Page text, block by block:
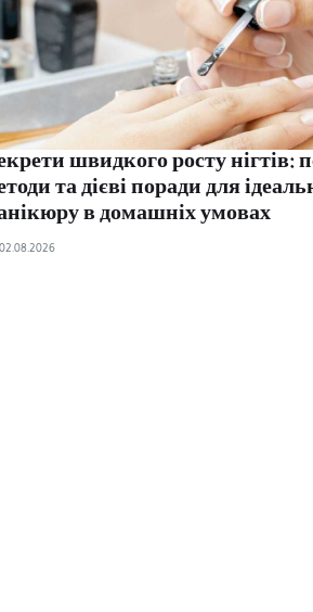
швидкого росту нігтів:
та дієві поради для
в домашніх умовах
02.08.2026